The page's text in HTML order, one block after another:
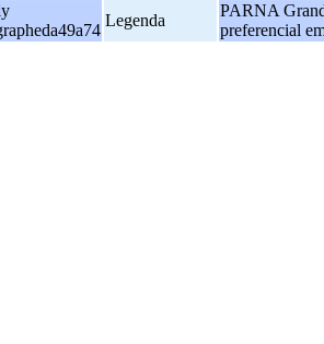
Legenda
PARNA
preferencial